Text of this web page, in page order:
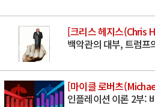
[크리스 헤지스(Chris
백악관의 대부, 트럼프
[마이클 로버츠
인플레이션 이론 2부: